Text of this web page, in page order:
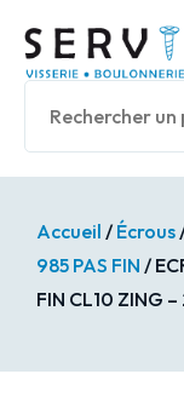
Accueil / Écrous
985 PAS FIN /
FIN CL10 ZING